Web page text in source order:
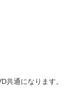
共通になります。